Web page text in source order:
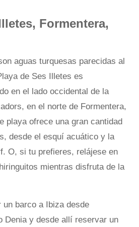
Formentera,
aguas turquesas parecidas al
de Ses Illetes es
en el lado occidental de la
en el norte de Formentera,
playa ofrece una gran cantidad
desde el esquí acuático y la
O, si tu prefieres, relájese en
mientras disfruta de la
un barco a Ibiza desde
Denia y desde allí reservar un